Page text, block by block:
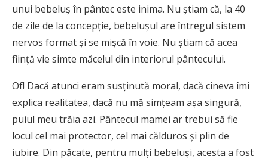
unui bebeluş în pântec este inima. Nu ştiam că, la 40
de zile de la concepţie, bebeluşul are întregul sistem
nervos format şi se mişcă în voie. Nu ştiam că acea
fiinţă vie simte măcelul din interiorul pântecului.
Of! Dacă atunci eram susţinută moral, dacă cineva îmi
explica realitatea, dacă nu mă simţeam aşa singură,
puiul meu trăia azi. Pântecul mamei ar trebui să fie
locul cel mai protector, cel mai călduros şi plin de
iubire. Din păcate, pentru mulţi bebeluşi, acesta a fost